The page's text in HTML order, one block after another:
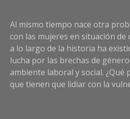
Al mismo tiempo nace otra
con las mujeres en situación de
a lo largo de la historia ha
lucha por las brechas de
ambiente laboral y social. ¿Qué
que tienen que lidiar con la